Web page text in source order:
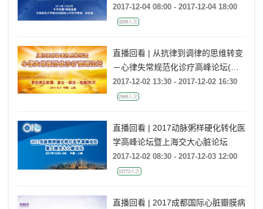
2017-12-04 08:00 - 2017-12-04 18:00
3209人次
直播回看 | 从抗律到调律的思维转变
－心律失常规范化诊疗高峰论坛(上
海站)
2017-12-02 13:30 - 2017-12-02 16:30
2969人次
直播回看 | 2017动脉粥样硬化转化医
学高峰论坛暨上海交大心脏论坛
2017-12-02 08:30 - 2017-12-03 12:00
13772人次
直播回看 | 2017成都国际心脏瓣膜病